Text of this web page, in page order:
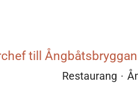
till
Restaurang ·